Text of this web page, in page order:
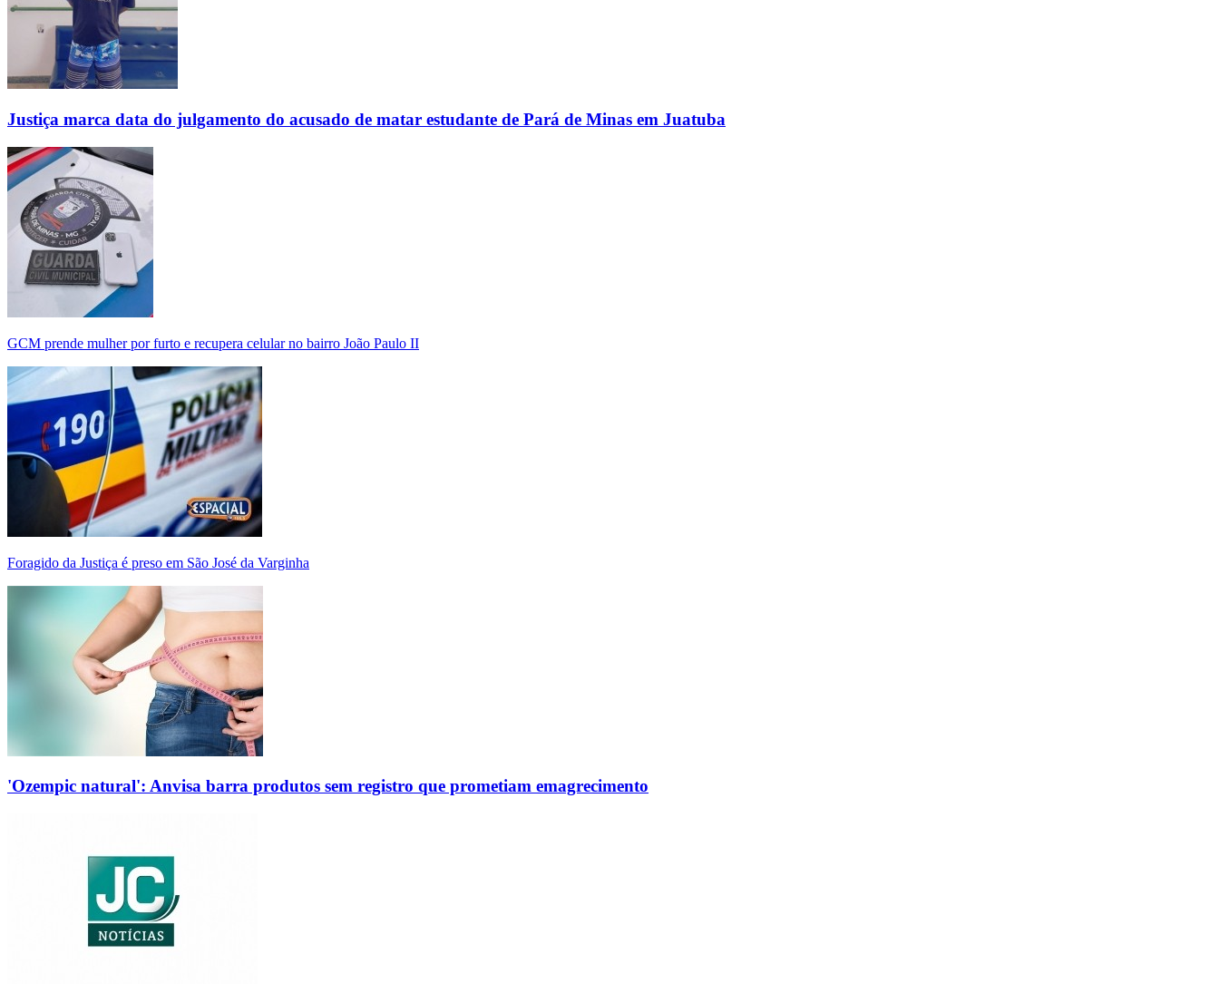
Justiça marca data do julgamento do acusado de matar estudante de Pará de Minas em Juatuba
GCM prende mulher por furto e recupera celular no bairro João Paulo II
Foragido da Justiça é preso em São José da Varginha
'Ozempic natural': Anvisa barra produtos sem registro que prometiam emagrecimento